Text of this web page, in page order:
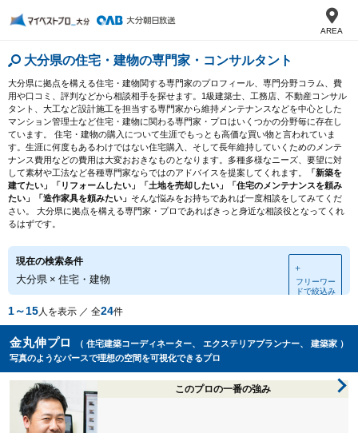
AREA
大分県の住宅・建物の専門家・コンサルタント
大分県に拠点を構える住宅・建物関する専門家のプロフィール、専門分野コラム、費
用や口コミ、評判などから相談相手を探せます。1級建築士、工務店、不動産コンサル
タント、大工など設計施工を担当する専門家から維持メンテナンスなどを中心とした
マンション管理士など住宅・建物に関わる専門家・プロはいくつかの分野毎に存在し
ています。 住宅・建物の購入について生涯でもっとも高価な買い物と言われていま
す。生涯に何度もあるわけではない住宅購入、そして長年維持していくためのメンテ
ナンス費用などの費用は大変おおきなものとなります。多種多様なニーズ、要望に対
して素材や工法など各種専門家ならではのアドバイスを提案してくれます。
「新築を
建てたい」「リフォームしたい」「土地を売却したい」「住宅のメンテナンスを頼み
たい」「造作家具を頼みたい」 そんな悩みをお持ちであれば一度相談をしてみてくだ
さい。 大分県に拠点を構える専門家・プロであればきっと身近な相談役となってくれ
るはずです。
現在の検索条件
大分県 × 住宅・建物
＋
フリーワー
ドで絞込み
1～15人を表示 ／ 全24件
金丸伸プロ
（ 住宅建築コーディネーター、 エクステリアプランナー、 建築家 ）
写真のようなパースで理想の空間を可視化できるプロ
このプロの一番の強み